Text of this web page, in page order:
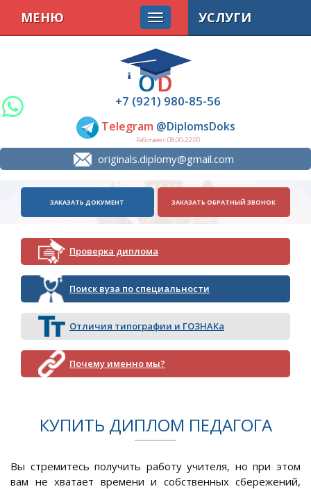
+7 (921) 980-85-56
Telegram @DiplomsDoks
Работаем с 08.00-22.00
originals.diplomy@gmail.com
МЕНЮ
ЗАКАЗАТЬ ДОКУМЕНТ ЗАКАЗАТЬ ОБРАТНЫЙ ЗВОНОК
Проверка диплома
Поиск вуза по специальности
Отличия типографии и ГОЗНАКа
Почему именно мы?
УСЛУГИ
КУПИТЬ ДИПЛОМ ПЕДАГОГА
Вы стремитесь получить работу учителя, но при этом
вам не хватает времени и собственных сбережений,